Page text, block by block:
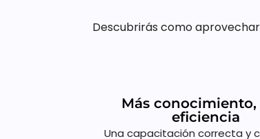
Descubrirás como
Más conocimiento,
eficiencia
Una capacitación correcta y